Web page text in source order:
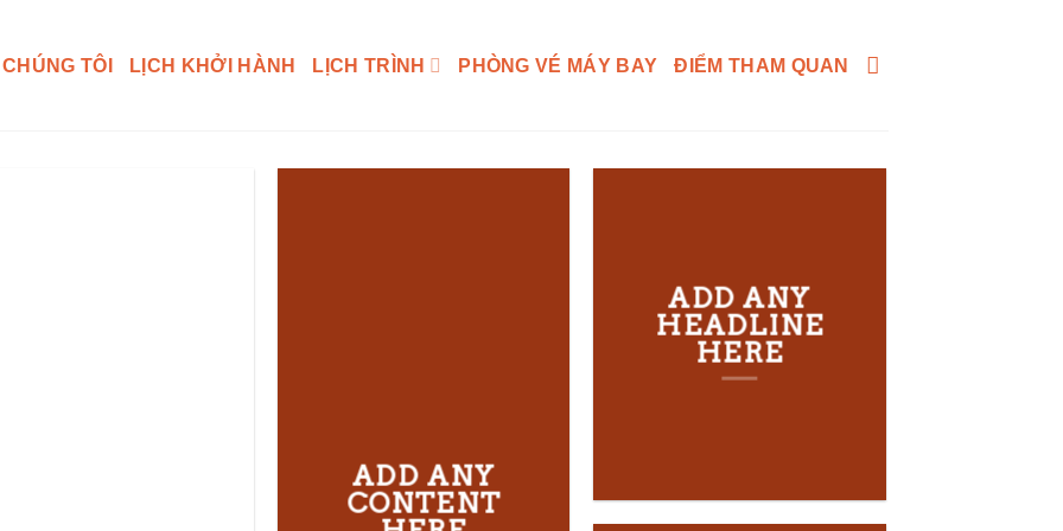
TÔI LỊCH KHỞI HÀNH LỊCH TRÌNH PHÒNG VÉ MÁY BAY ĐIỂM THAM QUAN
ADD ANY
CONTENT
ADD ANY
HEADLINE
HERE